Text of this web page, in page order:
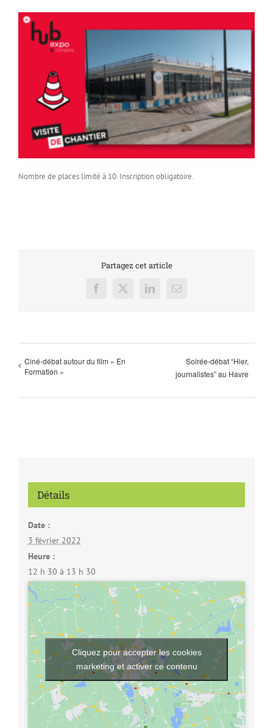
Nombre de places limité à 10. Inscription obligatoire.
Partagez cet article
Facebook
X LinkedInEmail
Ciné-débat autour du film « En
Formation »
Soirée-débat “Hier,
journalistes” au Havre
Détails
Date :
3 février 2022
Heure :
12 h 30 à 13 h 30
Cliquez pour accepter les cookies
marketing et activer ce contenu